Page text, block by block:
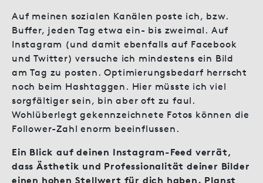
Auf meinen sozialen Kanälen poste ich, bzw.
Buffer, jeden Tag etwa ein- bis zweimal. Auf
Instagram (und damit ebenfalls auf Facebook
und Twitter) versuche ich mindestens ein Bild
am Tag zu posten. Optimierungsbedarf herrscht
noch beim Hashtaggen. Hier müsste ich viel
sorgfältiger sein, bin aber oft zu faul.
Wohlüberlegt gekennzeichnete Fotos können die
Follower-Zahl enorm beeinflussen.
Ein Blick auf deinen Instagram-Feed verrät,
dass Ästhetik und Professionalität deiner Bilder
einen hohen Stellwert für dich haben. Planst